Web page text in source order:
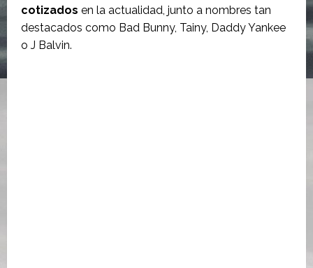
cotizados en la actualidad, junto a nombres tan
destacados como Bad Bunny, Tainy, Daddy Yankee
o J Balvin.